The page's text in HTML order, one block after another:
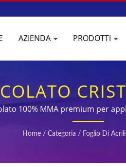
AZIENDA PRODOTTI
100% MMA premium per
Home / Categoria / Foglio Di